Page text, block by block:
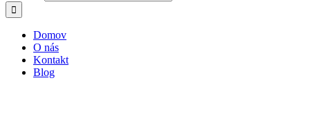
Domov
O nás
Kontakt
Blog